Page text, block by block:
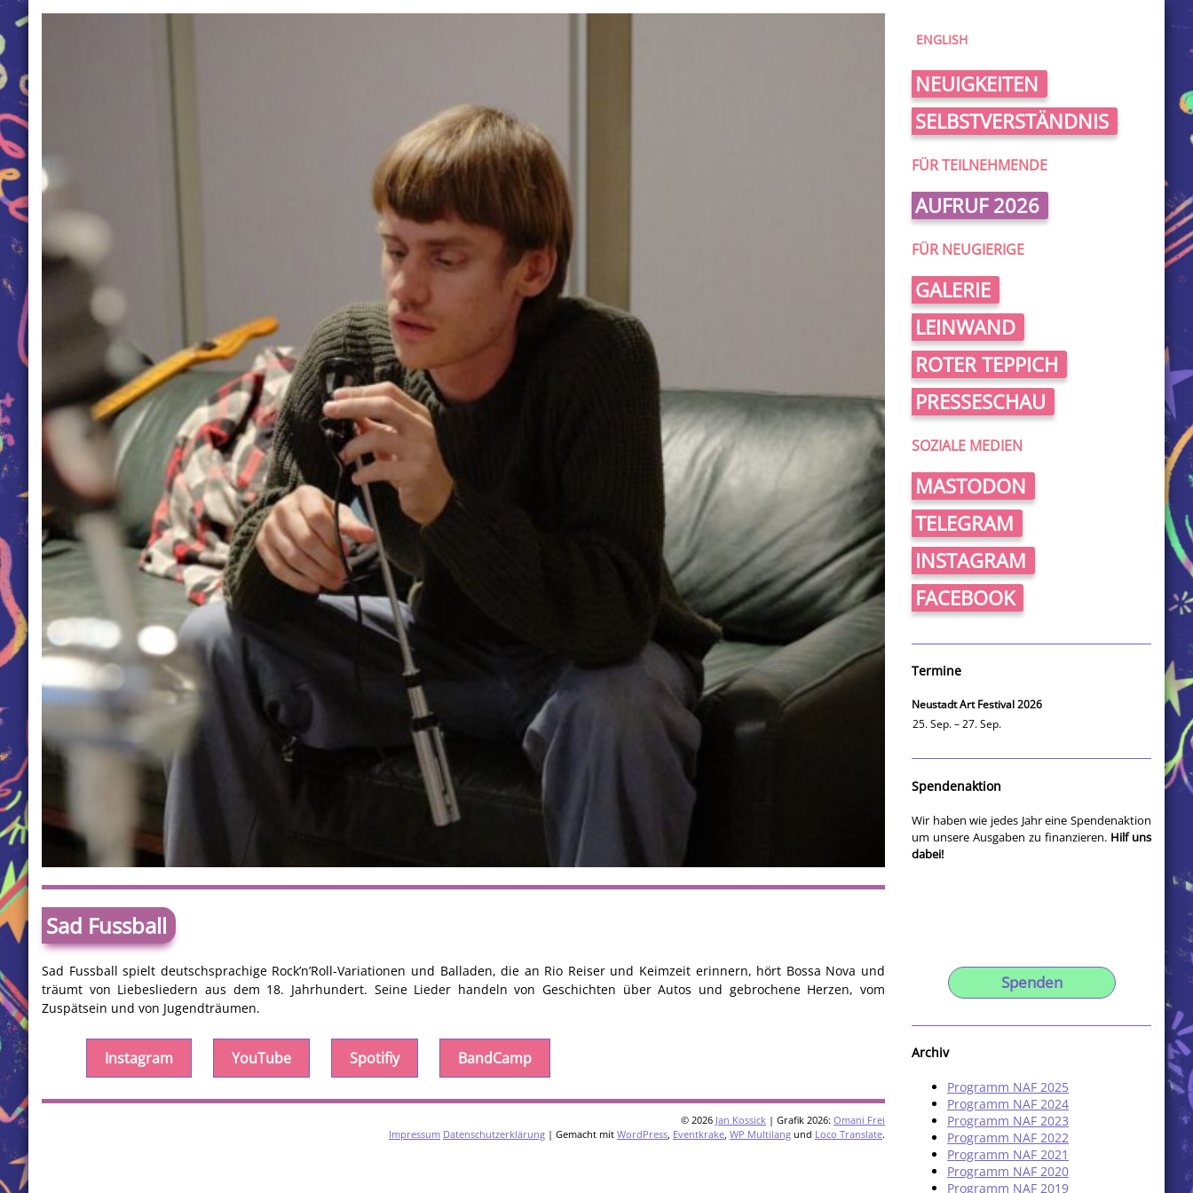
Sad Fussball
Sad Fussball spielt deutschsprachige Rock’n’Roll-Variationen und Balladen, die an Rio Reiser und Keimzeit erinnern, hört Bossa Nova und
träumt von Liebesliedern aus dem 18. Jahrhundert. Seine Lieder handeln von Geschichten über Autos und gebrochene Herzen, vom
Zuspätsein und von Jugendträumen.
Instagram YouTube Spotifiy BandCamp
© 2026 Jan Kossick | Grafik 2026: Omani Frei
Impressum Datenschutzerklärung | Gemacht mit WordPress Eventkrake WP Multilang und Loco Translate.
ENGLISH
NEUIGKEITEN
SELBSTVERSTÄNDNIS
FÜR TEILNEHMENDE
AUFRUF 2026
FÜR NEUGIERIGE
GALERIE
LEINWAND
ROTER TEPPICH
PRESSESCHAU
SOZIALE MEDIEN
MASTODON
TELEGRAM
INSTAGRAM
FACEBOOK
Termine
Neustadt Art Festival 2026
25. Sep. – 27. Sep.
Spendenaktion
Wir haben wie jedes Jahr eine Spendenaktion
um unsere Ausgaben zu finanzieren. Hilf uns
dabei!
Spenden
Archiv
Programm NAF 2025
Programm NAF 2024
Programm NAF 2023
Programm NAF 2022
Programm NAF 2021
Programm NAF 2020
Programm NAF 2019